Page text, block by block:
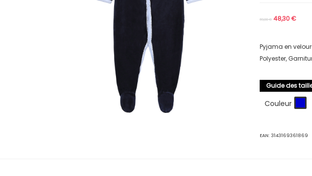
69,00€ 48,30€
Pyjama en
Polyester,
Guide des
Couleur
EAN:3143169361869